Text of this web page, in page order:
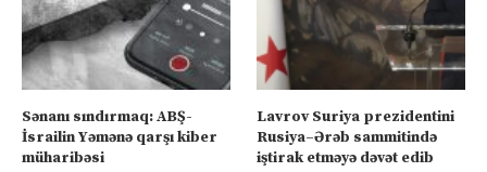
Sənanı sındırmaq: ABŞ-
İsrailin Yəmənə qarşı kiber
müharibəsi
Lavrov Suriya prezidentini
Rusiya–Ərəb sammitində
iştirak etməyə dəvət edib